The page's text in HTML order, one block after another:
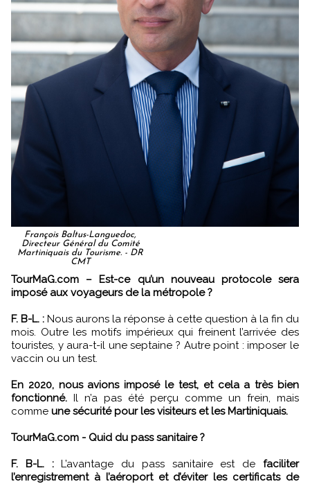
François Baltus-Languedoc,
Directeur Général du Comité
Martiniquais du Tourisme. - DR
CMT
TourMaG.com – Est-ce qu’un nouveau protocole sera
imposé aux voyageurs de la métropole ?
F. B-L. : Nous aurons la réponse à cette question à la fin du
mois. Outre les motifs impérieux qui freinent l’arrivée des
touristes, y aura-t-il une septaine ? Autre point : imposer le
vaccin ou un test.
En 2020, nous avions imposé le test, et cela a très bien
fonctionné. Il n’a pas été perçu comme un frein, mais
comme une sécurité pour les visiteurs et les Martiniquais.
TourMaG.com - Quid du pass sanitaire ?
F. B-L. :L’avantage du pass sanitaire est defaciliter
l’enregistrement à l’aéroport et d’éviter les certificats de